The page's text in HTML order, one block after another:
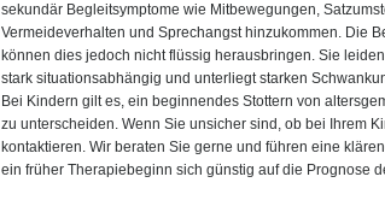
sekundär Begleitsymptome wie Mitbewegungen,
Vermeideverhalten und Sprechangst hinzukommen. Die
können dies jedoch nicht flüssig herausbringen. Sie
stark situationsabhängig und unterliegt starken
Bei Kindern gilt es, ein beginnendes Stottern von
zu unterscheiden. Wenn Sie unsicher sind, ob bei Ihrem
kontaktieren. Wir beraten Sie gerne und führen eine
ein früher Therapiebeginn sich günstig auf die Prognose